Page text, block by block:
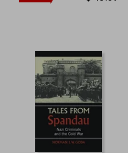
45% $ 63.81